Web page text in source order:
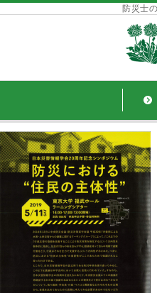
防災士